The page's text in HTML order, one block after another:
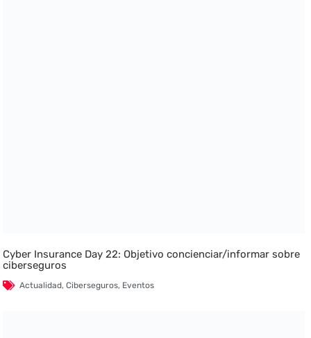
Cyber Insurance Day 22: Objetivo concienciar/informar sobre
ciberseguros
Actualidad,Ciberseguros, Eventos